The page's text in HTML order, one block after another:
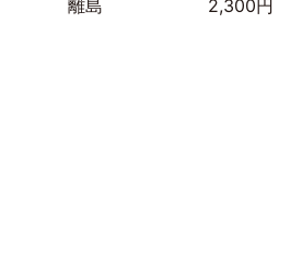
離島 2,300円